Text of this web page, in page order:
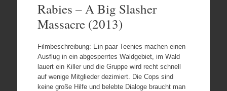
Rabies – A Big Slasher
Massacre (2013)
Filmbeschreibung: Ein paar Teenies machen einen
Ausflug in ein abgesperrtes Waldgebiet, im Wald
lauert ein Killer und die Gruppe wird recht schnell
auf wenige Mitglieder dezimiert. Die Cops sind
keine große Hilfe und belebte Dialoge braucht man